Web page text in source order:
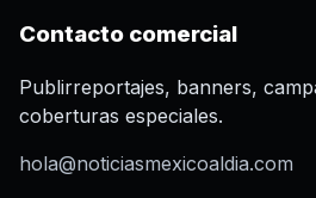
Contacto comercial
Publirreportajes, banners,
coberturas especiales.
hola@noticiasmexicoaldia.com